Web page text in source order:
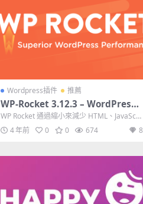
Wordpress插件 推薦
WP-Rocket 3.12.3 – WordPress
緩存插件
WP Rocket 通過縮小來減少 HTML、JavaScri
pt 和 CSS ...
4 年前 0 0 674 8